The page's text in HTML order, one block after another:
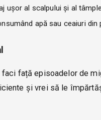
ușor al scalpului și al
apă sau ceaiuri din
față episoadelor de
și vrei să le